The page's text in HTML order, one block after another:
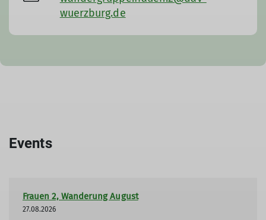
wuerzburg.de
Events
Frauen 2, Wanderung August
27.08.2026